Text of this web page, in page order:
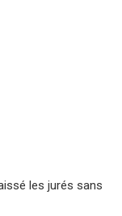
les jurés sans